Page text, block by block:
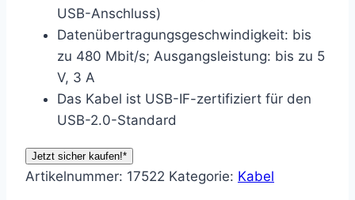
USB-Anschluss)
Datenübertragungsgeschwindigkeit: bis
zu 480 Mbit/s; Ausgangsleistung: bis zu 5
V, 3 A
Das Kabel ist USB-IF-zertifiziert für den
USB-2.0-Standard
Jetzt sicher kaufen!*
Artikelnummer: 17522 Kategorie: Kabel